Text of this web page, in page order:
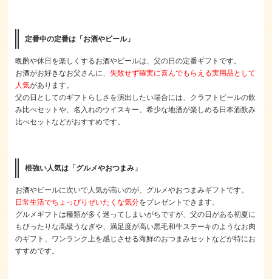
定番中の定番は「お酒やビール」
晩酌や休日を楽しくするお酒やビールは、父の日の定番ギフトです。
お酒がお好きなお父さんに、 失敗せず確実に喜んでもらえる実用品として
人気があります。
父の日としてのギフトらしさを演出したい場合には、クラフトビールの飲
み比べセットや、名入れのウイスキー、希少な地酒が楽しめる日本酒飲み
比べセットなどがおすすめです。
根強い人気は「グルメやおつまみ」
お酒やビールに次いで人気が高いのが、グルメやおつまみギフトです。
日常生活でちょっぴりぜいたくな気分をプレゼントできます。
グルメギフトは種類が多く迷ってしまいがちですが、父の日がある初夏に
もぴったりな高級うなぎや、満足度が高い黒毛和牛ステーキのようなお肉
のギフト、ワンランク上を感じさせる海鮮のおつまみセットなどが特にお
すすめです。